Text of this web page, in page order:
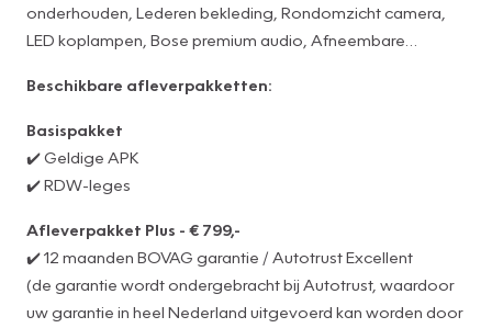
onderhouden, Lederen bekleding, Rondomzicht camera,
LED koplampen, Bose premium audio, Afneembare
Auto, Stoelverwarming voor/achter, Stoel ventilatie voor,
Stuurwiel verwarming, 19 inch lichtmetalen velgen, Head-
Up display, Navigatiesysteem, Climate controle, Cruise
control, DAB ontvanger, Extra getint glas.
Beschikbare afleverpakketten:
Basispakket
✔️ Geldige APK
✔️ RDW-leges
Afleverpakket Plus - € 799,-
✔️ 12 maanden BOVAG garantie / Autotrust Excellent
(de garantie wordt ondergebracht bij Autotrust, waardoor
uw garantie in heel Nederland uitgevoerd kan worden door